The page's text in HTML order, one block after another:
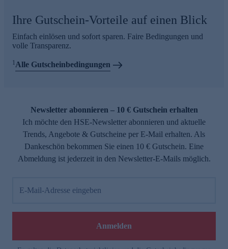
Ihre Gutschein-Vorteile auf einen Blick
Einfach einlösen und sofort sparen. Faire Bedingungen und
volle Transparenz.
1Alle Gutscheinbedingungen
Newsletter abonnieren – 10 € Gutschein erhalten
Ich möchte den HSE-Newsletter abonnieren und aktuelle
Trends, Angebote & Gutscheine per E-Mail erhalten. Als
Dankeschön bekommen Sie einen 10 € Gutschein. Eine
Abmeldung ist jederzeit in den Newsletter-E-Mails möglich.
E-Mail-Adresse eingeben
Anmelden